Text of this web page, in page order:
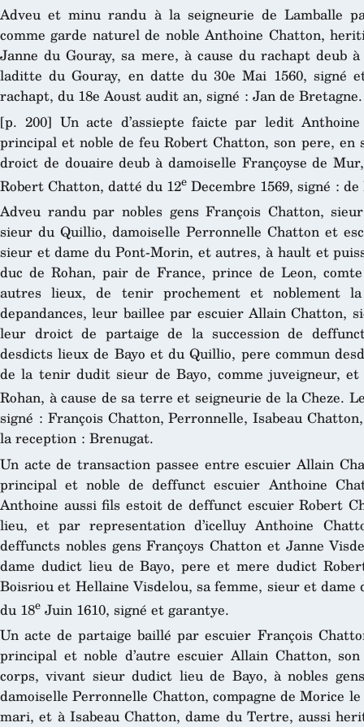
Adveu et minu randu à la seigneurie de Lamballe
comme garde naturel de noble Anthoine Chatton,
Janne du Gouray, sa mere, à cause du rachapt deub
laditte du Gouray, en datte du 30e Mai 1560, signé
rachapt, du 18e Aoust audit an, signé : Jan de Bretagne.
[p. 200] Un acte d’assiepte faicte par ledit
principal et noble de feu Robert Chatton, son pere,
droict de douaire deub à damoiselle Françoyse de
Robert Chatton, datté du 12e Decembre 1569, signé : de
Adveu randu par nobles gens François Chatton,
sieur du Quillio, damoiselle Perronnelle Chatton et
sieur et dame du Pont-Morin, et autres, à hault et
duc de Rohan, pair de France, prince de Leon,
autres lieux, de tenir prochement et noblement
depandances, leur baillee par escuier Allain Chatton,
leur droict de partaige de la succession de
desdicts lieux de Bayo et du Quillio, pere commun
de la tenir dudit sieur de Bayo, comme juveigneur,
Rohan, à cause de sa terre et seigneurie de la Cheze.
signé : François Chatton, Perronnelle, Isabeau
la reception : Brenugat.
Un acte de transaction passee entre escuier Allain
principal et noble de deffunct escuier Anthoine
Anthoine aussi fils estoit de deffunct escuier Robert
lieu, et par representation d’icelluy Anthoine
deffuncts nobles gens Françoys Chatton et Janne
dame dudict lieu de Bayo, pere et mere dudict
Boisriou et Hellaine Visdelou, sa femme, sieur et
du 18e Juin 1610, signé et garantye.
Un acte de partaige baillé par escuier François
principal et noble d’autre escuier Allain Chatton,
corps, vivant sieur dudict lieu de Bayo, à nobles
damoiselle Perronnelle Chatton, compagne de Morice
mari, et à Isabeau Chatton, dame du Tertre, aussi